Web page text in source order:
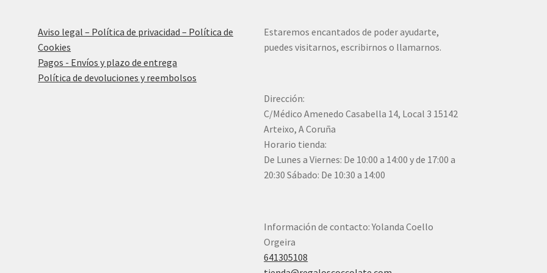
Aviso legal – Política de privacidad – Política de
Cookies
Pagos - Envíos y plazo de entrega
Política de devoluciones y reembolsos
Estaremos encantados de poder ayudarte,
puedes visitarnos, escribirnos o llamarnos.
Dirección:
C/Médico Amenedo Casabella 14, Local 3 15142
Arteixo, A Coruña
Horario tienda:
De Lunes a Viernes: De 10:00 a 14:00 y de 17:00 a
20:30 Sábado: De 10:30 a 14:00
Información de contacto: Yolanda Coello
Orgeira
641305108